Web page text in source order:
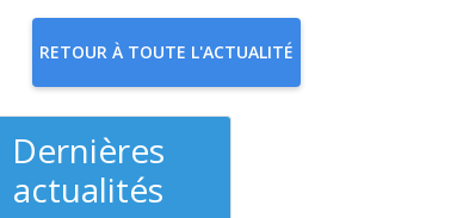
RETOUR À TOUTE L'ACTUALITÉ
Dernières
actualités